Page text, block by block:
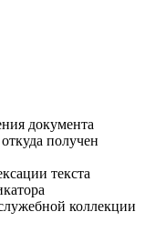
документа
получен
текста
коллекции